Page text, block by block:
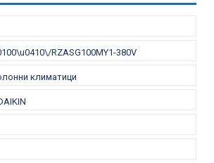
RZASG100MY1-380V
климатици